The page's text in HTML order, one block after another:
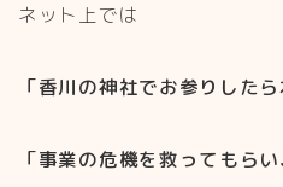
ネット上では
「香川の神社でお参りした
「事業の危機を救ってもら